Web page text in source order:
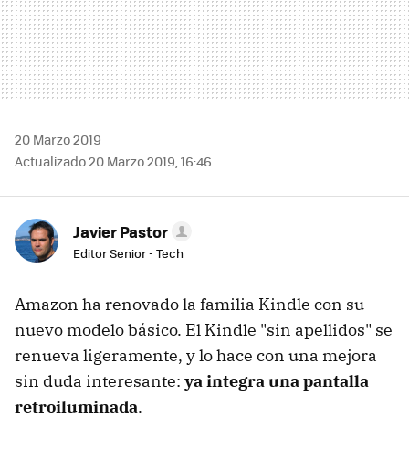
20 Marzo 2019
Actualizado 20 Marzo 2019, 16:46
Javier Pastor
Editor Senior - Tech
Amazon ha renovado la familia Kindle con su
nuevo modelo básico. El Kindle "sin apellidos" se
renueva ligeramente, y lo hace con una mejora
sin duda interesante: ya integra una pantalla
retroiluminada.